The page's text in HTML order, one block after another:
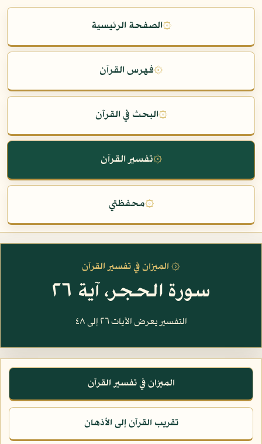
۞الصفحة الرئيسية
۞فهرس القرآن
۞البحث في القرآن
۞تفسير القرآن
۞محفظتي
۞ الميزان في تفسير القرآن
سورة الحجر، آية ٢٦
التفسير يعرض الآيات ٢٦ إلى ٤٨
الميزان في تفسير القرآن
تقريب القرآن إلى الأذهان